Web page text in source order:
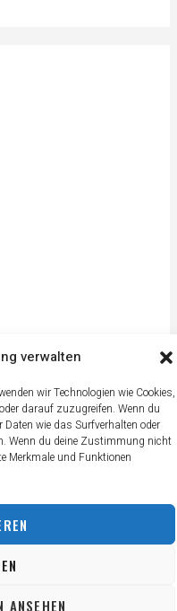
verwalten
wir Technologien wie Cookies,
darauf zuzugreifen. Wenn du
wie das Surfverhalten oder
Wenn du deine Zustimmung nicht
Merkmale und Funktionen
ANSEHEN